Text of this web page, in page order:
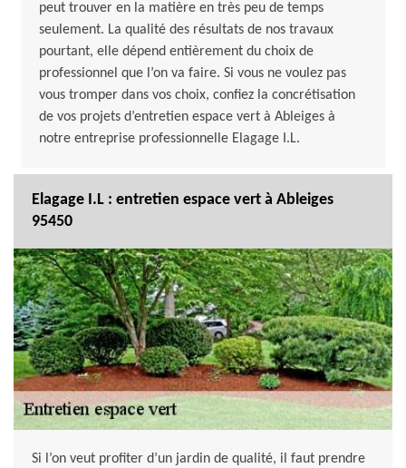
peut trouver en la matière en très peu de temps
seulement. La qualité des résultats de nos travaux
pourtant, elle dépend entièrement du choix de
professionnel que l’on va faire. Si vous ne voulez pas
vous tromper dans vos choix, confiez la concrétisation
de vos projets d’entretien espace vert à Ableiges à
notre entreprise professionnelle Elagage I.L.
Elagage I.L : entretien espace vert à Ableiges
95450
Si l’on veut profiter d’un jardin de qualité, il faut prendre